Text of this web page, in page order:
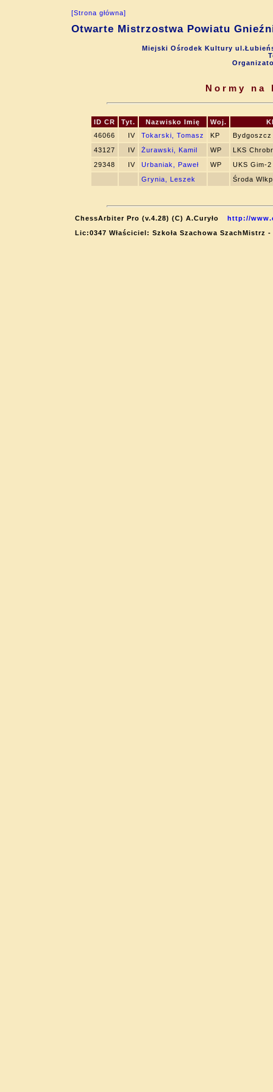
[Strona główna]
Otwarte Mistrzostwa Powiatu
Miejski Ośrodek Kultury
Normy na
ID CR Tyt. Nazwisko Imię Woj.
46066
IV Tokarski, Tomasz KP
Bydgoszcz
43127
IV Żurawski, Kamil WP
LKS
29348
IV Urbaniak, Paweł WP
UKS Gim-
Grynia, Leszek
Środa
ChessArbiter Pro (v.4.28) (C) A.Curyło
http://
Lic:0347 Właściciel: Szkoła Szachowa SzachMistrz